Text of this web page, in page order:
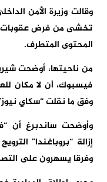
وقالت وزيرة الأمن
تخشى من فرض عقوبات
المحتوى المتطرف.
من ناحيتها، أوضحت
فيسبوك، أن لا مكان
وفق ما نقلت “سكاي
وأوضحت ساندبرغ أن
إزالة “بروباغندا”
وفرقا يسهرون على